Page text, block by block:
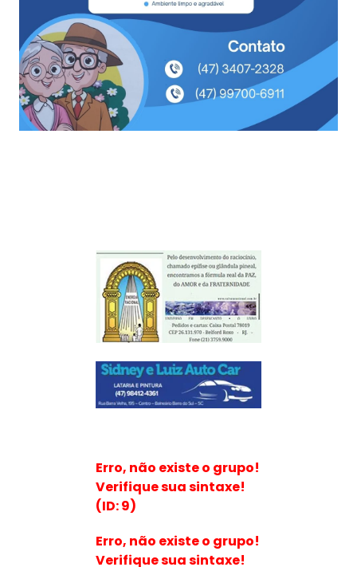
Erro, não existe o grupo!
Verifique sua sintaxe!
(ID: 9)
Erro, não existe o grupo!
Verifique sua sintaxe!